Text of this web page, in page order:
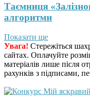
Таємниця
алгоритми
Показати ще
Увага! Стережіться
сайтах. Оплачуйте
матеріалів лише після
рахунків з підписами,